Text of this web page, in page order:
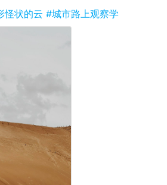
怪状的云 #城市路上观察学